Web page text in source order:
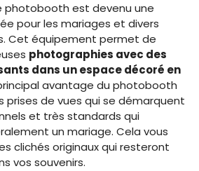
photobooth est devenu une
pour les mariages et divers
Cet équipement permet de
photographies avec des
dans un espace décoré en
avantage du photobooth
prises de vues qui se démarquent
et très standards qui
un mariage. Cela vous
clichés originaux qui resteront
vos souvenirs.